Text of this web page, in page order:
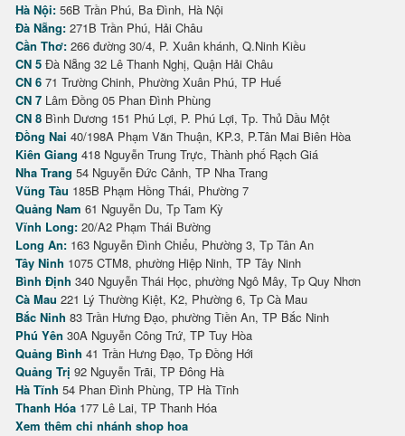
Hà Nội: 56B Trần Phú, Ba Đình, Hà Nội
Đà Nẵng: 271B Trần Phú, Hải Châu
Cần Thơ: 266 đường 30/4, P. Xuân khánh, Q.Ninh Kiều
CN 5 Đà Nẵng 32 Lê Thanh Nghị, Quận Hải Châu
CN 6 71 Trường Chinh, Phường Xuân Phú, TP Huế
CN 7 Lâm Đồng 05 Phan Đình Phùng
CN 8 Bình Dương 151 Phú Lợi, P. Phú Lợi, Tp. Thủ Dầu Một
Đồng Nai 40/198A Phạm Văn Thuận, KP.3, P.Tân Mai Biên Hòa
Kiên Giang 418 Nguyễn Trung Trực, Thành phố Rạch Giá
Nha Trang 54 Nguyễn Đức Cảnh, TP Nha Trang
Vũng Tàu 185B Phạm Hồng Thái, Phường 7
Quảng Nam 61 Nguyễn Du, Tp Tam Kỳ
Vĩnh Long: 20/A2 Phạm Thái Bường
Long An: 163 Nguyễn Đình Chiểu, Phường 3, Tp Tân An
Tây Ninh 1075 CTM8, phường Hiệp Ninh, TP Tây Ninh
Bình Định 340 Nguyễn Thái Học, phường Ngô Mây, Tp Quy Nhơn
Cà Mau 221 Lý Thường Kiệt, K2, Phường 6, Tp Cà Mau
Bắc Ninh 83 Trần Hưng Đạo, phường Tiền An, TP Bắc Ninh
Phú Yên 30A Nguyễn Công Trứ, TP Tuy Hòa
Quảng Bình 41 Trần Hưng Đạo, Tp Đồng Hới
Quảng Trị 92 Nguyễn Trãi, TP Đông Hà
Hà Tĩnh 54 Phan Đình Phùng, TP Hà Tĩnh
Thanh Hóa 177 Lê Lai, TP Thanh Hóa
Xem thêm chi nhánh shop hoa